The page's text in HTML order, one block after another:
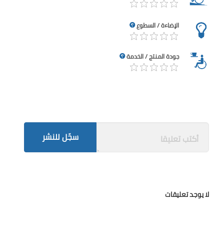
الإضاءة / السطوع
جودة المنتج / الخدمة
سجّل للنشر
لا يوجد تعليقات